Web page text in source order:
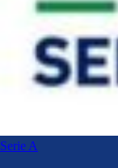
Serie A